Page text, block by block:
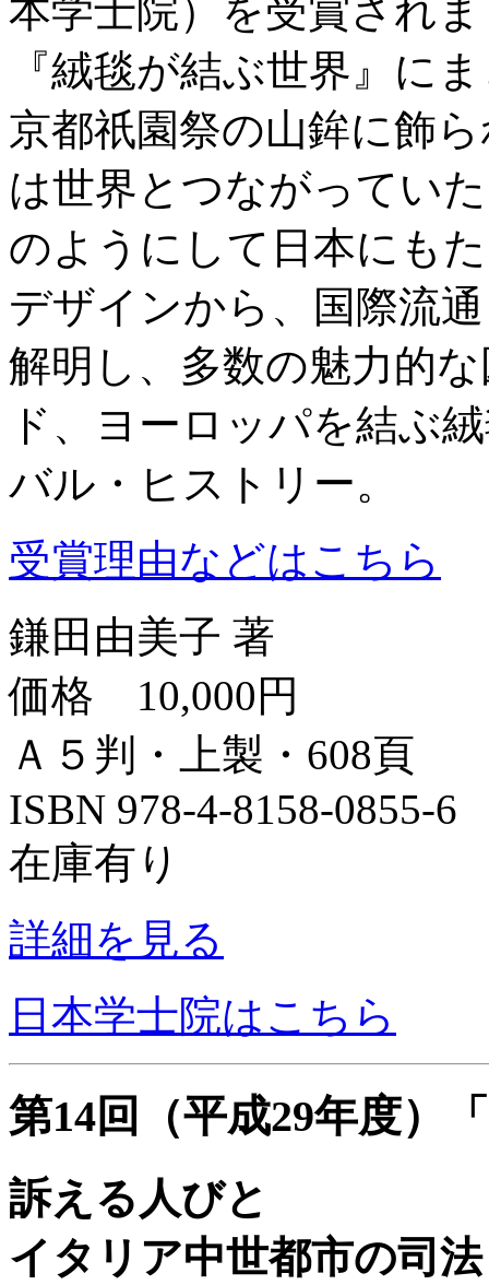
本学士院）を受賞され
『絨毯が結ぶ世界』に
京都祇園祭の山鉾に飾
は世界とつながってい
のようにして日本にも
デザインから、国際流
解明し、多数の魅力的
ド、ヨーロッパを結ぶ
バル・ヒストリー。
受賞理由などはこちら
鎌田由美子 著
価格 10,000円
Ａ５判・上製・608頁
ISBN 978-4-8158-0855-
在庫有り
詳細を見る
日本学士院はこちら
第14回（平成29年度）
訴える人びと
イタリア中世都市の司